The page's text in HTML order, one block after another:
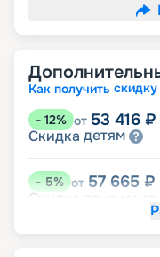
Как получить скидку
- 12% от 53 416 ₽
Скидка детям
-5% от 57 665 ₽
Скидка
Скидка на